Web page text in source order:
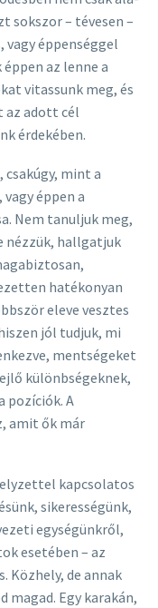
sokszor – tévesen –
éppenséggel
az lenne a
vitassunk meg, és
az adott cél
érdekében.
csakúgy, mint a
éppen a
Nem tanuljuk meg,
nézzük, hallgatjuk
hatékonyan
eleve vesztes
jól tudjuk, mi
mentségeket
különbségeknek,
pozíciók. A
amit ők már
kapcsolatos
sikerességünk,
egységünkről,
esetében – az
Közhely, de annak
Egy karakán,